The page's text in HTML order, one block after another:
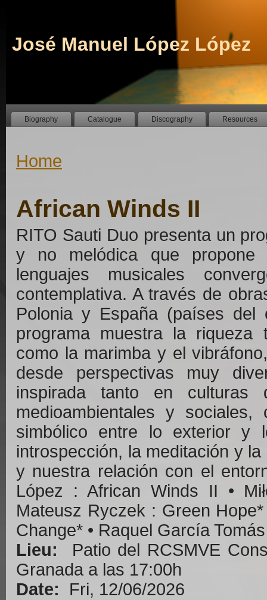
José Manuel López López
Biography Catalogue Discography Resources
Home
African Winds II
RITO Sauti Duo presenta un
y no melódica que propone
lenguajes musicales
contemplativa. A través de
Polonia y España (países
programa muestra la riqueza
como la marimba y el
desde perspectivas muy
inspirada tanto en culturas
medioambientales y
simbólico entre lo exterior
introspección, la meditación y
y nuestra relación con el
López : African Winds II •
Mateusz Ryczek : Green Hope*
Change* • Raquel García
Lieu:
Patio del RCSMVE
Granada a las 17:00h
Date:
Fri, 12/06/2026